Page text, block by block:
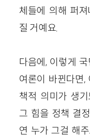
체들에 의해 퍼
질 거예요.
다음에, 이렇게
여론이 바뀐다면,
책적 의미가 생
그 힘을 정책 결
연 누가 그걸 해